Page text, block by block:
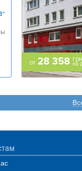
от 28 358 грн
на